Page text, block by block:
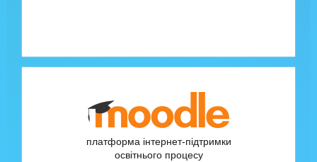
платформа інтернет-підтримки
освітнього процесу